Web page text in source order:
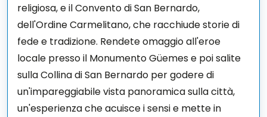
religiosa, e il Convento di San Bernardo,
dell'Ordine Carmelitano, che racchiude storie di
fede e tradizione. Rendete omaggio all'eroe
locale presso il Monumento Güemes e poi salite
sulla Collina di San Bernardo per godere di
un'impareggiabile vista panoramica sulla città,
un'esperienza che acuisce i sensi e mette in